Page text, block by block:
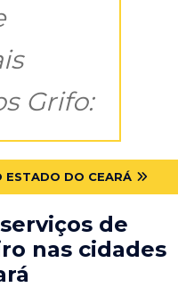
Grifo:
ESTADO DO CEARÁ
de
nas cidades